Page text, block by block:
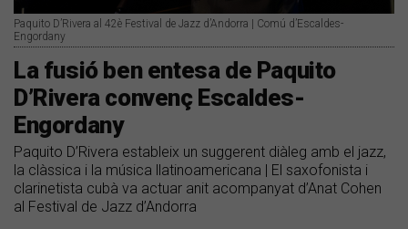
Paquito D’Rivera al 42è Festival de Jazz d’Andorra | Comú d’Escaldes-
Engordany
La fusió ben entesa de Paquito
D’Rivera convenç Escaldes-
Engordany
Paquito D’Rivera estableix un suggerent diàleg amb el jazz,
la clàssica i la música llatinoamericana | El saxofonista i
clarinetista cubà va actuar anit acompanyat d’Anat Cohen
al Festival de Jazz d’Andorra